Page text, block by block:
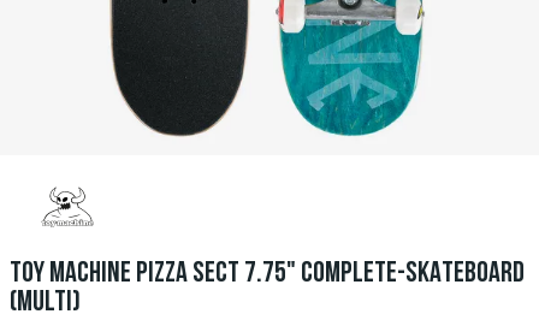
TOY MACHINE PIZZA SECT 7.75" COMPLETE-SKATEBOARD
(MULTI)